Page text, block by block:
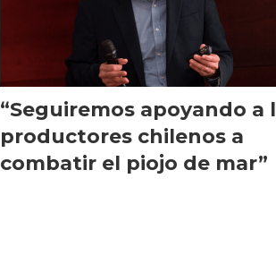
“Seguiremos apoyando a
productores chilenos a
combatir el piojo de mar”